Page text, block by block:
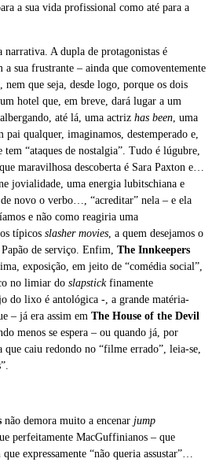
a sua vida profissional como até para a
narrativa. A dupla de protagonistas é
a sua frustrante – ainda que comoventemente
nem que seja, desde logo, porque os dois
hotel que, em breve, dará lugar a um
até lá, uma actriz has been , uma
qualquer, imaginamos, destemperado e,
“ataques de nostalgia”. Tudo é lúgubre,
maravilhosa descoberta é Sara Paxton e…
jovialidade, uma energia lubitschiana e
novo o verbo…, “acreditar” nela – e ela
e não como reagiria uma
típicos slasher movies , a quem desejamos o
de serviço. Enfim, The Innkeepers
exposição, em jeito de “comédia social”,
no limiar do slapstick finamente
do lixo é antológica -, a grande matéria-
– já era assim em The House of the Devil
menos se espera – ou quando já, por
que caiu redondo no “filme errado”, leia-se,
não demora muito a encenar jump
perfeitamente MacGuffinianos – que
expressamente “não queria assustar”…